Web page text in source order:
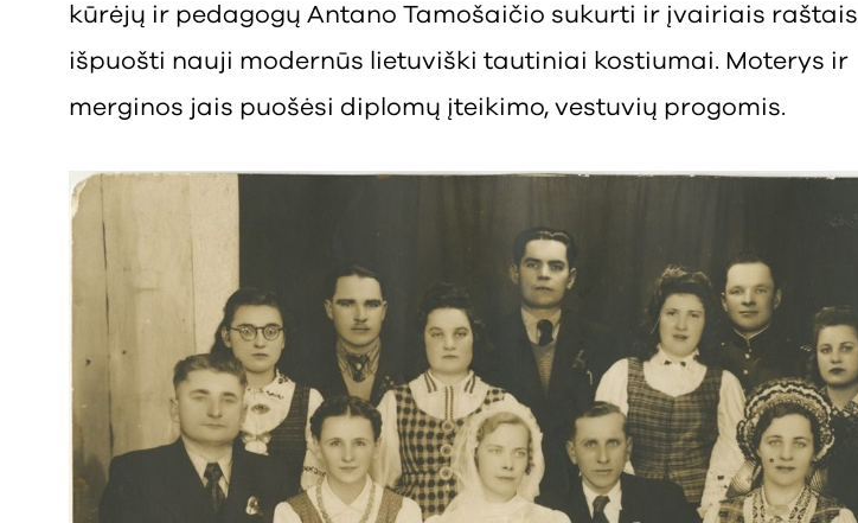
kūrėjų ir pedagogų Antano Tamošaičio sukurti ir įvairiais raštais
išpuošti nauji modernūs lietuviški tautiniai kostiumai. Moterys ir
merginos jais puošėsi diplomų įteikimo, vestuvių progomis.